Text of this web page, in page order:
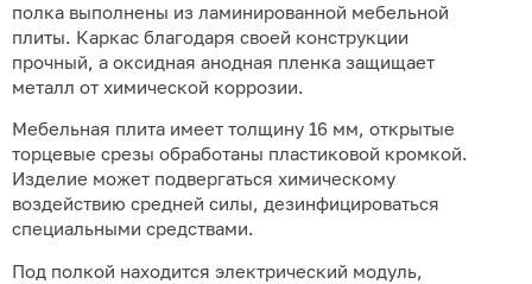
полка выполнены из ламинированной мебельной
плиты. Каркас благодаря своей конструкции
прочный, а оксидная анодная пленка защищает
металл от химической коррозии.
Мебельная плита имеет толщину 16 мм, открытые
торцевые срезы обработаны пластиковой кромкой.
Изделие может подвергаться химическому
воздействию средней силы, дезинфицироваться
специальными средствами.
Под полкой находится электрический модуль,